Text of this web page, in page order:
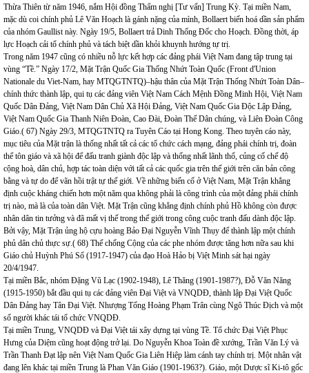
Thừa Thiên từ năm 1946, nắm Hội đồng Thẩm nghị [Tư vấn] Trung Kỳ. Tại miền Nam,
mặc dù coi chính phủ Lê Văn Hoạch là gánh nặng của mình, Bollaert biến hoá dần sản phẩm
của nhóm Gaullist này. Ngày 19/5, Bollaert trả Dinh Thống Đốc cho Hoạch. Đồng thời, áp
lực Hoạch cải tổ chính phủ và tách biệt dần khỏi khuynh hướng tự trị.
Trong năm 1947 cũng có nhiều nỗ lực kết hợp các đảng phái Việt Nam đang tập trung tại
vùng “Tề.” Ngày 17/2, Mặt Trận Quốc Gia Thống Nhứt Toàn Quốc (Front d'Union
Nationale du Viet-Nam, hay MTQGTNTQ)–hậu thân của Mặt Trận Thống Nhứt Toàn Dân–
chính thức thành lập, qui tụ các đảng viên Việt Nam Cách Mệnh Đồng Minh Hội, Việt Nam
Quốc Dân Đảng, Việt Nam Dân Chủ Xã Hội Đảng, Việt Nam Quốc Gia Độc Lập Đảng,
Việt Nam Quốc Gia Thanh Niên Đoàn, Cao Đài, Đoàn Thể Dân chúng, và Liên Đoàn Công
Giáo.( 67) Ngày 29/3, MTQGTNTQ ra Tuyên Cáo tại Hong Kong. Theo tuyên cáo này,
mục tiêu của Mặt trận là thống nhất tất cả các tổ chức cách mạng, đảng phái chính trị, đoàn
thể tôn giáo và xã hội để đấu tranh giành độc lập và thống nhất lãnh thổ, củng cố chế độ
cộng hoà, dân chủ, hợp tác toàn diện với tất cả các quốc gia trên thế giới trên căn bản công
bằng và tự do để vãn hồi trật tự thế giới. Về những biến cố ở Việt Nam, Mặt Trận khẳng
định cuộc kháng chiến hơn một năm qua không phải là công trình của một đảng phái chính
trị nào, mà là của toàn dân Việt. Mặt Trận cũng khẳng định chính phủ Hồ không còn được
nhân dân tin tưởng và đã mất vị thế trong thế giới trong công cuộc tranh đấu dành độc lập.
Bởi vậy, Mặt Trận ủng hộ cựu hoàng Bảo Đại Nguyễn Vĩnh Thụy để thành lập một chính
phủ dân chủ thực sự.( 68) Thế chống Cộng của các phe nhóm được tăng hơn nữa sau khi
Giáo chủ Huỳnh Phú Sổ (1917-1947) của đạo Hoà Hảo bị Việt Minh sát hại ngày
20/4/1947.
Tại miền Bắc, nhóm Đặng Vũ Lạc (1902-1948), Lê Thăng (1901-1987?), Đỗ Văn Năng
(1915-1950) bắt đầu qui tụ các đảng viên Đại Việt và VNQDĐ, thành lập Đại Việt Quốc
Dân Đảng hay Tân Đại Việt. Nhượng Tống Hoàng Phạm Trân cùng Ngô Thúc Địch và một
số người khác tái tổ chức VNQDĐ.
Tại miền Trung, VNQDĐ và Đại Việt tái xây dựng tại vùng Tề. Tổ chức Đại Việt Phục
Hưng của Diệm cũng hoạt động trở lại. Do Nguyễn Khoa Toàn đề xướng, Trần Văn Lý và
Trần Thanh Đạt lập nên Việt Nam Quốc Gia Liên Hiệp làm cánh tay chính trị. Một nhân vật
đang lên khác tại miền Trung là Phan Văn Giáo (1901-1963?). Giáo, một Dược sĩ Ki-tô gốc